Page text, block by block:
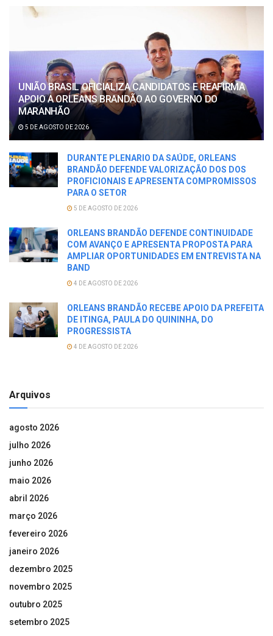
UNIÃO BRASIL OFICIALIZA CANDIDATOS E REAFIRMA
APOIO A ORLEANS BRANDÃO AO GOVERNO DO
MARANHÃO
5 DE AGOSTO DE 2026
DURANTE PLENARIO DA SAÚDE, ORLEANS
BRANDÃO DEFENDE VALORIZAÇÃO DOS DOS
PROFICIONAIS E APRESENTA COMPROMISSOS
PARA O SETOR
5 DE AGOSTO DE 2026
ORLEANS BRANDÃO DEFENDE CONTINUIDADE
COM AVANÇO E APRESENTA PROPOSTA PARA
AMPLIAR OPORTUNIDADES EM ENTREVISTA NA
BAND
4 DE AGOSTO DE 2026
ORLEANS BRANDÃO RECEBE APOIO DA PREFEITA
DE ITINGA, PAULA DO QUININHA, DO
PROGRESSISTA
4 DE AGOSTO DE 2026
Arquivos
agosto 2026
julho 2026
junho 2026
maio 2026
abril 2026
março 2026
fevereiro 2026
janeiro 2026
dezembro 2025
novembro 2025
outubro 2025
setembro 2025